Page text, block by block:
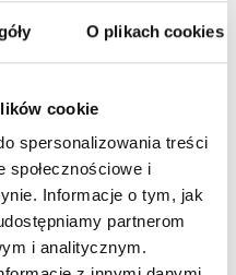
O plikach cookies
cookie
spersonalizowania treści
społecznościowe i
Informacje o tym, jak
partnerom
i analitycznym.